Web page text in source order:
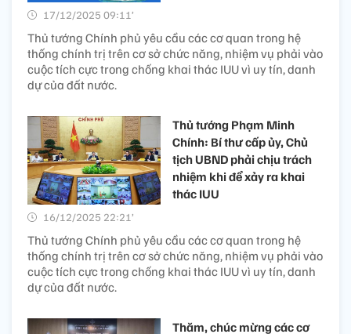
17/12/2025 09:11’
Thủ tướng Chính phủ yêu cầu các cơ quan trong hệ
thống chính trị trên cơ sở chức năng, nhiệm vụ phải vào
cuộc tích cực trong chống khai thác IUU vì uy tín, danh
dự của đất nước.
Thủ tướng Phạm Minh
Chính: Bí thư cấp ủy, Chủ
tịch UBND phải chịu trách
nhiệm khi để xảy ra khai
thác IUU
16/12/2025 22:21’
Thủ tướng Chính phủ yêu cầu các cơ quan trong hệ
thống chính trị trên cơ sở chức năng, nhiệm vụ phải vào
cuộc tích cực trong chống khai thác IUU vì uy tín, danh
dự của đất nước.
Thăm, chúc mừng các cơ